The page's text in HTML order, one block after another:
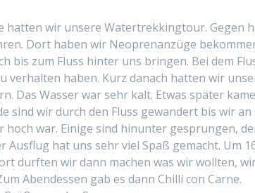
hat­ten wir unsere Watertrekking­tour. Gegen
Dort haben wir Neo­pre­nanzüge
bis zum Fluss hin­ter uns brin­gen. Bei dem
ver­hal­ten haben. Kurz danach hat­ten wir
Das Wass­er war sehr kalt. Etwas später
sind wir durch den Fluss gewan­dert bis wir
hoch war. Einige sind hin­unter gesprun­gen,
Aus­flug hat uns sehr viel Spaß gemacht. Um
durften wir dann machen was wir woll­ten,
Aben­dessen gab es dann Chilli con Carne.